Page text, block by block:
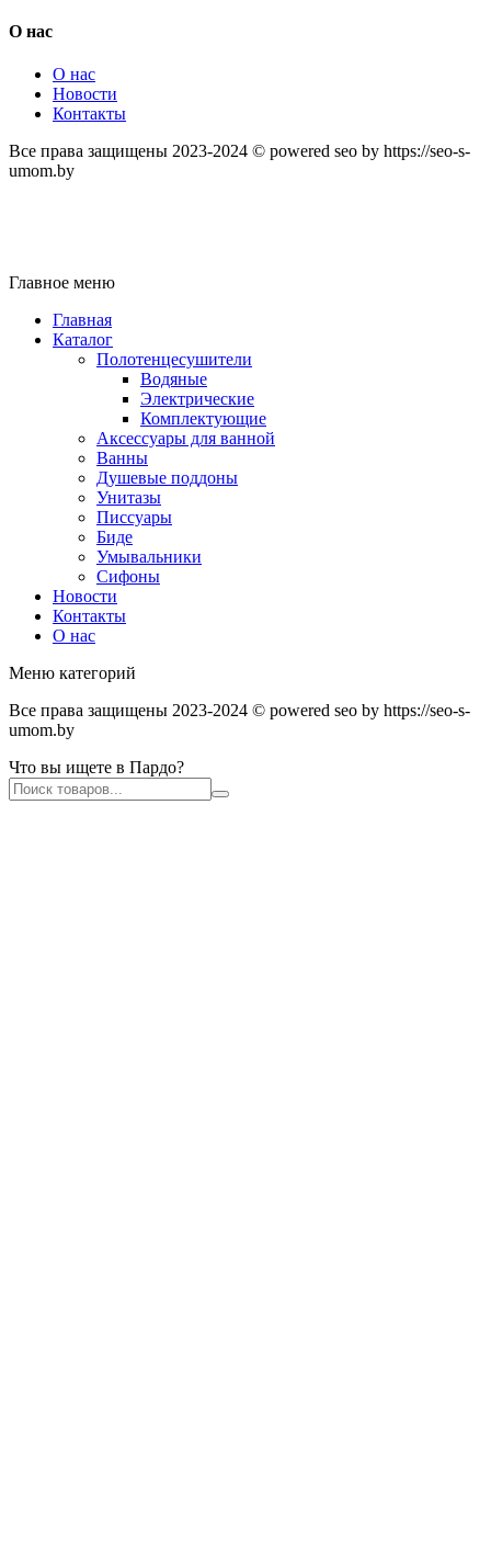
О нас
О нас
Новости
Контакты
Все права защищены 2023-2024 © powered seo by https://seo-s-
umom.by
Главное меню
Главная
Каталог
Полотенцесушители
Водяные
Электрические
Комплектующие
Аксессуары для ванной
Ванны
Душевые поддоны
Унитазы
Писсуары
Биде
Умывальники
Сифоны
Новости
Контакты
О нас
Меню категорий
Все права защищены 2023-2024 © powered seo by https://seo-s-
umom.by
Что вы ищете в Пардо?